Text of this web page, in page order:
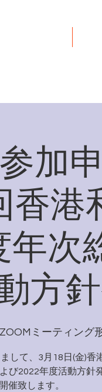
加
香港
年次
方針
ZOOMミーティング
して、3月18日(金)香
び2022年度活動方針
催致します。